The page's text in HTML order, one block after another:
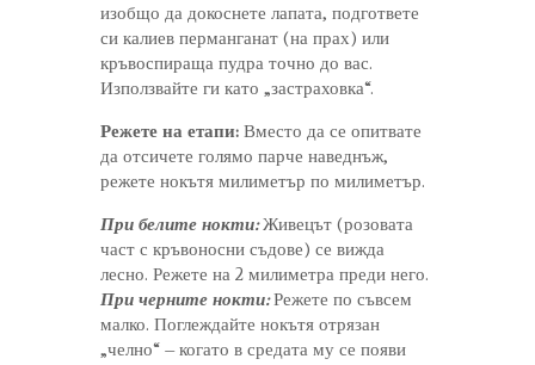
изобщо да докоснете лапата, подгответе
си калиев перманганат (на прах) или
кръвоспираща пудра точно до вас.
Използвайте ги като „застраховка“.
Режете на етапи: Вместо да се опитвате
да отсичете голямо парче наведнъж,
режете нокътя милиметър по милиметър.
При белите нокти:Живецът (розовата
част с кръвоносни съдове) се вижда
лесно. Режете на 2 милиметра преди него.
При черните нокти:Режете по съвсем
малко. Поглеждайте нокътя отрязан
„челно“ – когато в средата му се появи